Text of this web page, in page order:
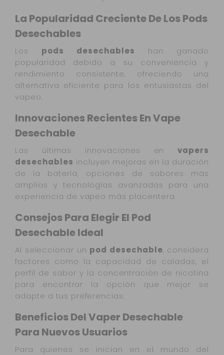
La Popularidad Creciente De Los Pods
Desechables
Los pods desechables han ganado
popularidad debido a su conveniencia y
rendimiento consistente, ofreciendo una
alternativa eficiente para los entusiastas del
vapeo.
Innovaciones Recientes En Vape
Desechable
Las últimas innovaciones envapers
desechables incluyen mejoras en la duración
de la batería, opciones de sabores más
amplias y tecnologías avanzadas para una
experiencia de vapeo más placentera.
Consejos Para Elegir El Pod
Desechable Ideal
Al seleccionar un pod desechable, considera
factores como la capacidad de caladas, el
perfil de sabor y la concentración de nicotina
para encontrar la opción que mejor se
adapte a tus preferencias.
Beneficios Del Vaper Desechable
Para Nuevos Usuarios
Para quienes se inician en el mundo del